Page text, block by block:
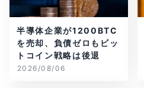
半導体企業が1200BTC
を売却、負債ゼロもビッ
トコイン戦略は後退
2026/08/06